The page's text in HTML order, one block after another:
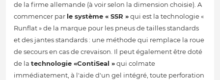
de la firme allemande (à voir selon la dimension choisie). A
commencer par le système « SSR »qui est la technologie «
Runflat » de la marque pour les pneus de tailles standards
et des jantes standards : une méthode qui remplace la roue
de secours en cas de crevaison. Il peut également être doté
de la technologie «ContiSeal »qui colmate
immédiatement, à l'aide d'un gel intégré, toute perforation